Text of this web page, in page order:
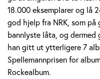
e
r
a
n
18.000 eksemplarer og lå
god hjelp fra NRK, som på
bannlyste låta, og dermed
han gitt ut ytterligere 7
Spellemannprisen for
Rockealbum.